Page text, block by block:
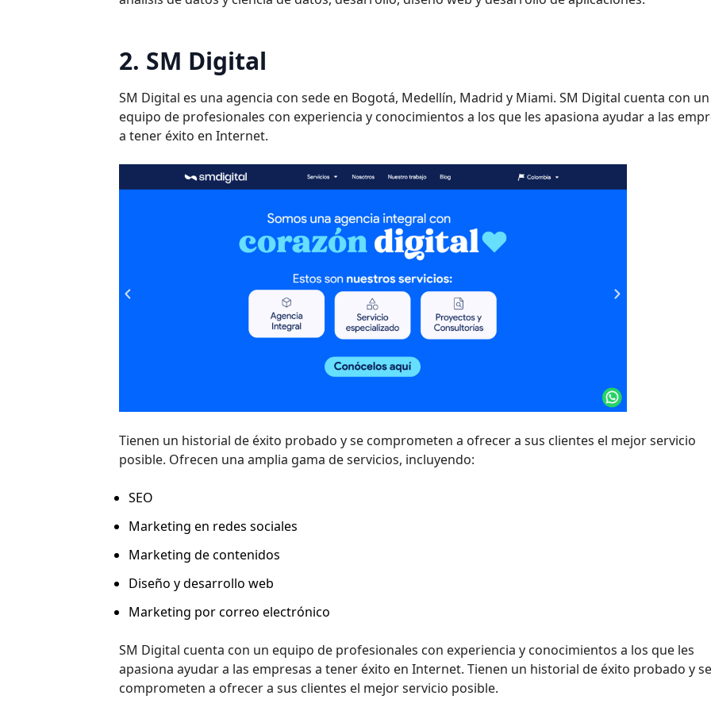
2. SM Digital
SM Digital es una agencia con sede en Bogotá, Medellín, Madrid y Miami. SM Digital cuenta con un
equipo de profesionales con experiencia y conocimientos a los que les apasiona ayudar a las
a tener éxito en Internet.
Tienen un historial de éxito probado y se comprometen a ofrecer a sus clientes el mejor servicio
posible. Ofrecen una amplia gama de servicios, incluyendo:
SEO
Marketing en redes sociales
Marketing de contenidos
Diseño y desarrollo web
Marketing por correo electrónico
SM Digital cuenta con un equipo de profesionales con experiencia y conocimientos a los que les
apasiona ayudar a las empresas a tener éxito en Internet. Tienen un historial de éxito probado y se
comprometen a ofrecer a sus clientes el mejor servicio posible.